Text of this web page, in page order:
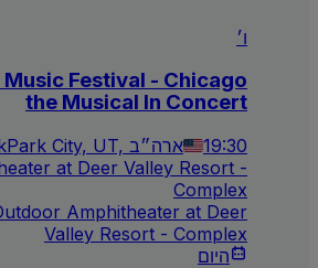
Music Festival - Chicago
the Musical In Concert
19:30 Park City, UT, ארה״ב
at Deer Valley Resort -
Complex
Amphitheater at Deer
Valley Resort - Complex
היום